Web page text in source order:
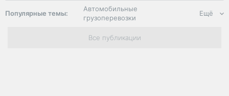
Популярные темы:
Автомобильные
грузоперевозки
Региональная
логистика
Ещё
Все публикации